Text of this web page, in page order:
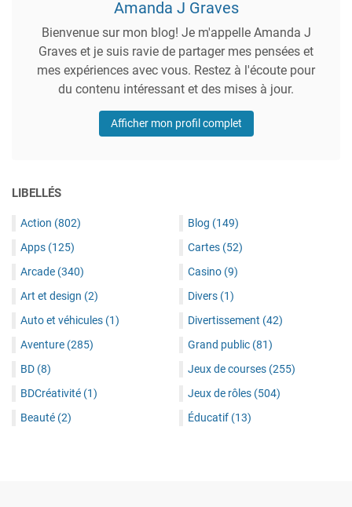
Amanda J Graves
Bienvenue sur mon blog! Je m'appelle Amanda J
Graves et je suis ravie de partager mes pensées et
mes expériences avec vous. Restez à l'écoute pour
du contenu intéressant et des mises à jour.
Afficher mon profil complet
LIBELLÉS
Action (802)
Apps (125)
Arcade (340)
Art et design (2)
Auto et véhicules (1)
Aventure (285)
BD (8)
BDCréativité (1)
Beauté (2)
Blog (149)
Cartes (52)
Casino (9)
Divers (1)
Divertissement (42)
Grand public (81)
Jeux de courses (255)
Jeux de rôles (504)
Éducatif (13)